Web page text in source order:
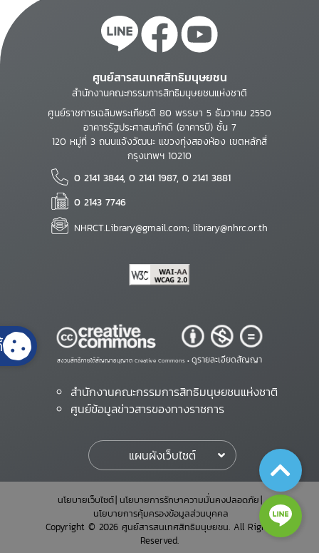
ศูนย์สารสนเทศสิทธิมนุษยชน
สำนักงานคณะกรรมการสิทธิมนุษยชนแห่งชาติ
ศูนย์ราชการเฉลิมพระเกียรติ 80 พรรษา 5 ธันวาคม 2550
อาคารรัฐประศาสนภักดี (อาคารบี) ชั้น 7
120 หมู่ที่ 3 ถนนแจ้งวัฒนะ แขวงทุ่งสองห้อง เขตหลักสี่
กรุงเทพฯ 10210
0 2141 3844, 0 2141 1987, 0 2141 3881
0 2143 7746
NHRCT.Library@gmail.com; library@nhrc.or.th
สงวนสิทธิ์ภายใต้สัญญาอนุญาต Creative Commons • ดูรายละเอียดสัญญา
สำนักงานคณะกรรมการสิทธิมนุษยชนแห่งชาติ
ศูนย์ข้อมูลข่าวสารของทางราชการ
แผนผังเว็บไซต์
นโยบายเว็บไซต์ นโยบายการรักษาความมั่นคงปลอดภัย
นโยบายการคุ้มครองข้อมูลส่วนบุคคล
Copyright © 2026 ศูนย์สารสนเทศสิทธิมนุษยชน. All Rights
Reserved.